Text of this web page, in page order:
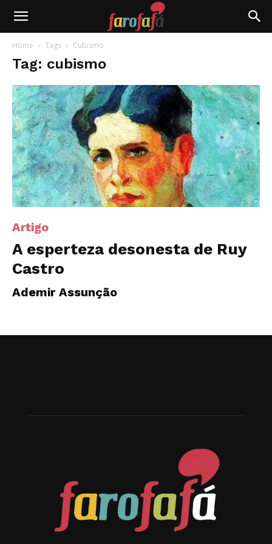
Farofafá
Home Tags Cubismo
Tag: cubismo
Artigo
A esperteza desonesta de Ruy
Castro
Ademir Assunção